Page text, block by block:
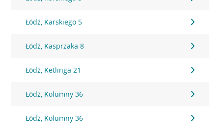
Łódź, Karskiego 5
Łódź, Kasprzaka 8
Łódź, Ketlinga 21
Łódź, Kolumny 36
Łódź, Kolumny 36